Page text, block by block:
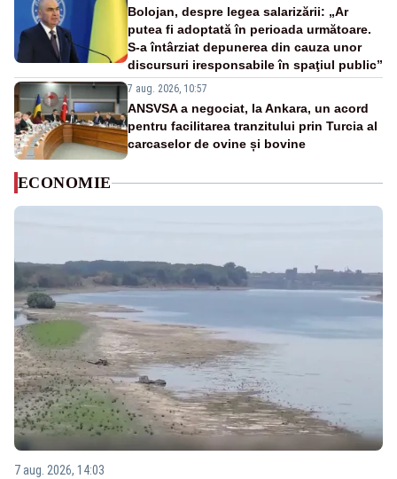
Bolojan, despre legea salarizării: „Ar
putea fi adoptată în perioada următoare.
S-a întârziat depunerea din cauza unor
discursuri iresponsabile în spaţiul public”
7 aug. 2026, 10:57
ANSVSA a negociat, la Ankara, un acord
pentru facilitarea tranzitului prin Turcia al
carcaselor de ovine și bovine
ECONOMIE
7 aug. 2026, 14:03